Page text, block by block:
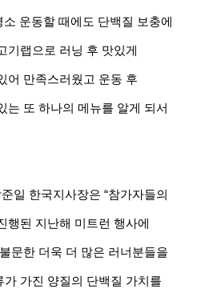
소 운동할 때에도 단백질 보충에
기랩으로 러닝 후 맛있게
어 만족스러웠고 운동 후
는 또 하나의 메뉴를 알게 되서
일 한국지사장은 “참가자들의
행된 지난해 미트런 행사에
문한 더욱 더 많은 러너분들을
가진 양질의 단백질 가치를